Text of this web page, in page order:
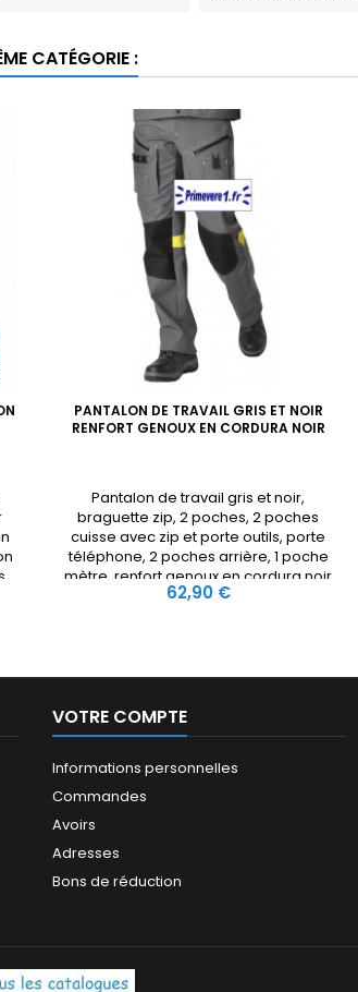
CATÉGORIE :
PANTALON DE TRAVAIL GRIS ET NOIR
RENFORT GENOUX EN CORDURA NOIR
Pantalon de travail gris et noir,
braguette zip, 2 poches, 2 poches
cuisse avec zip et porte outils, porte
téléphone, 2 poches arrière, 1 poche
mètre, renfort genoux en cordura noir
pouvant recevoir 1 mousse de
Prix
62,90 €
VOTRE COMPTE
Informations personnelles
Commandes
Avoirs
Adresses
Bons de réduction